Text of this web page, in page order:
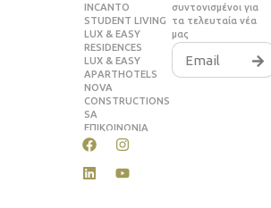
INCANTO
STUDENT LIVING
LUX & EASY
RESIDENCES
LUX & EASY
APARTHOTELS
NOVA
CONSTRUCTIONS
SA
ΕΠΙΚΟΙΝΩΝΙΑ
συντονισμένοι για
τα τελευταία νέα
μας